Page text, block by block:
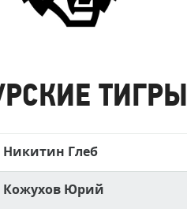
ТИГРЫ
Никитин Глеб
Кожухов Юрий